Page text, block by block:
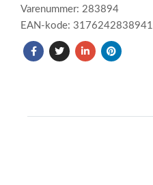
Varenummer: 283894
EAN-kode: 3176242838941